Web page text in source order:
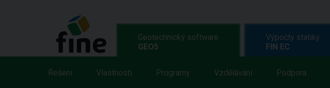
Geotechnický software
GEO5
Řešení Vlastnosti Programy Vzdělávání Podpora
Výpočty statiky
FIN EC